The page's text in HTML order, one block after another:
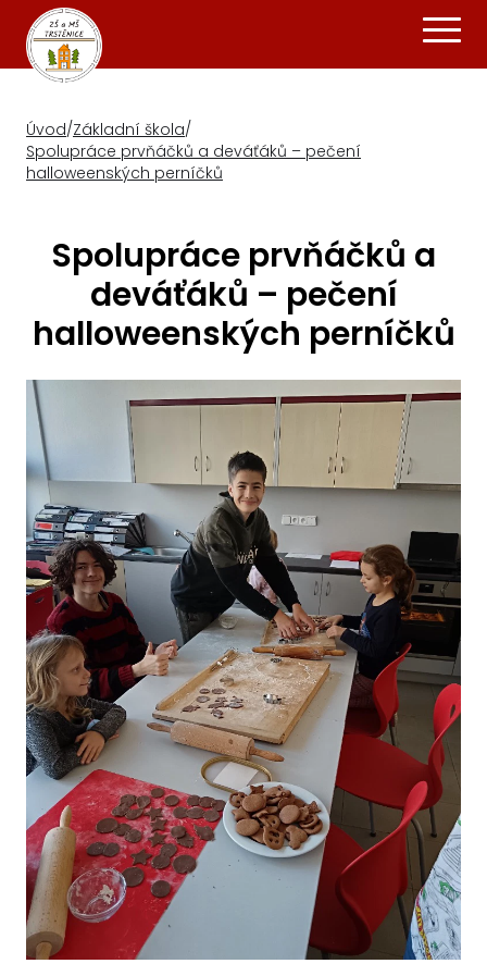
Úvod/Základní škola/
Spolupráce prvňáčků a deváťáků – pečení
halloweenských perníčků
Spolupráce prvňáčků a
deváťáků – pečení
halloweenských perníčků